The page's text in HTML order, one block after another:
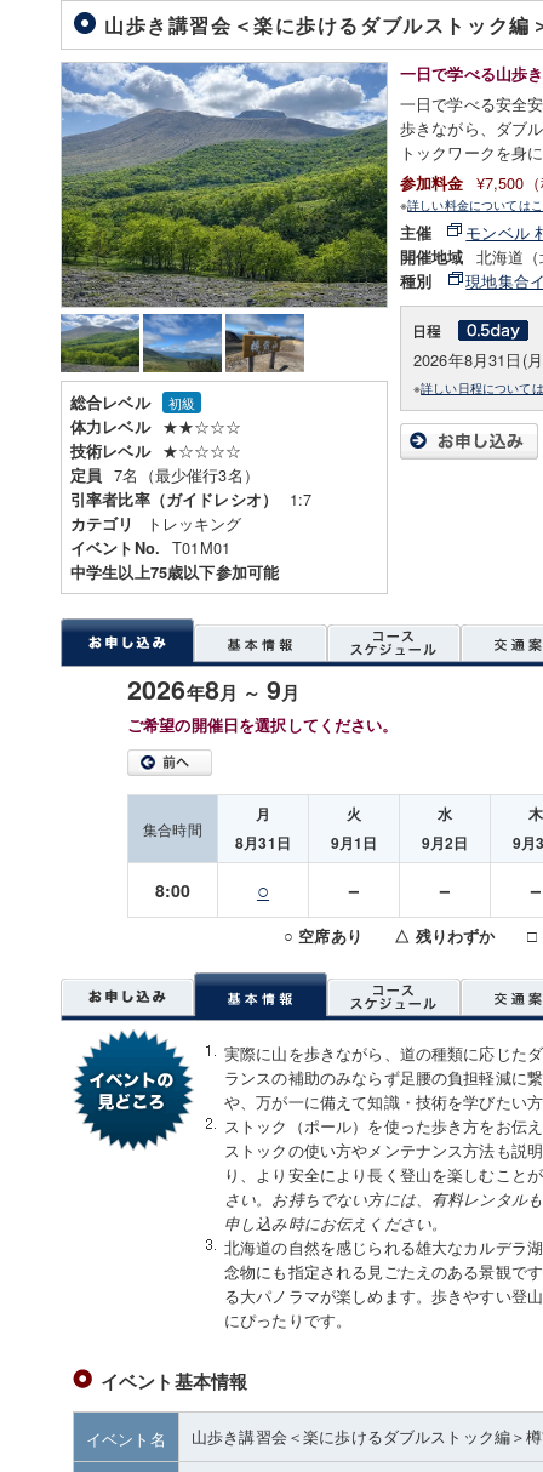
山歩き講習会＜楽に歩けるダブルストック編
総合レベル 初級
体力レベル ★★☆☆☆
技術レベル ★☆☆☆☆
定員 7名（最少催行3名）
引率者比率（ガイドレシオ） 1:7
カテゴリ トレッキング
イベントNo. T01M01
中学生以上75歳以下参加可能
一日で学べる山歩
一日で学べる安全
歩きながら、ダブ
トックワークを身
参加料金 ¥7,500
※詳しい料金については
主催 モンベル
開催地域 北海道
種別 現地集合
2026年8月31日(
※詳しい日程について
2026年8月 ～ 9月
ご希望の開催日を選択してください。
集合時間
月
8月31日
火
9月1日
水
9月2日
木
9月
8:00 ○ － －
○ 空席あり △ 残りわずか □
実際に山を歩きながら、道の種類に応じた
ランスの補助のみならず足腰の負担軽減に
や、万が一に備えて知識・技術を学びたい
ストック（ポール）を使った歩き方をお伝
ストックの使い方やメンテナンス方法も説
り、より安全により長く登山を楽しむこと
さい。お持ちでない方には、有料レンタル
申し込み時にお伝えください。
北海道の自然を感じられる雄大なカルデラ
念物にも指定される見ごたえのある景観で
る大パノラマが楽しめます。歩きやすい登
にぴったりです。
イベント基本情報
イベント名 山歩き講習会＜楽に歩けるダブルストック編＞